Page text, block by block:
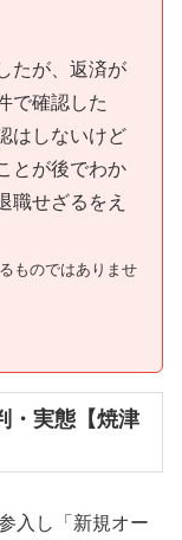
たが、返済が
で確認した
はしないけど
とが後でわか
職せざるをえ
ものではありませ
・実態【焼津
入し「新規オー